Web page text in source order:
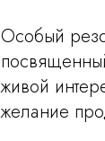
Особый
живой
желание